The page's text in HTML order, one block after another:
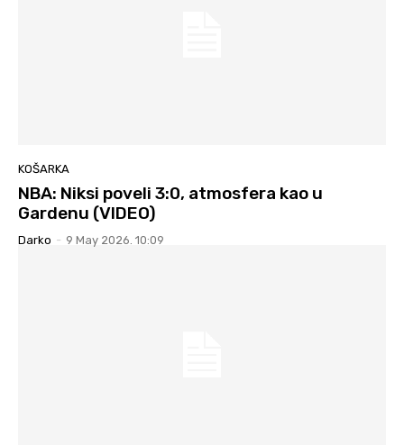
KOŠARKA
NBA: Niksi poveli 3:0, atmosfera kao u
Gardenu (VIDEO)
Darko - 9 May 2026. 10:09